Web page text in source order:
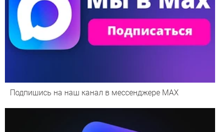
Подпишись на наш канал в мессенджере МАХ